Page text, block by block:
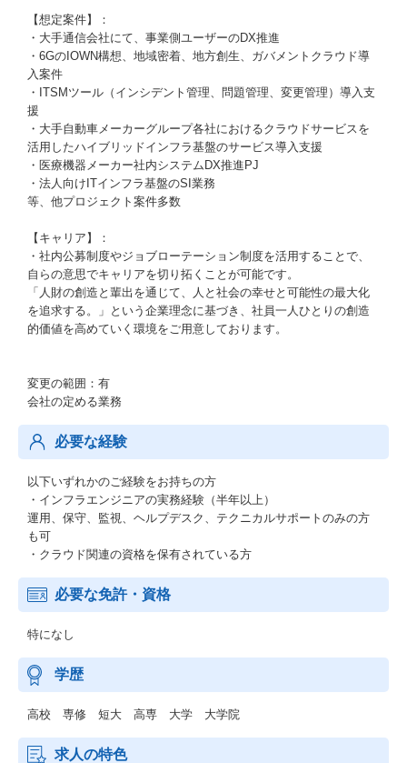
【想定案件】：
・大手通信会社にて、事業側ユーザーのDX推進
・6GのIOWN構想、地域密着、地方創生、ガバメントクラウド導
入案件
・ITSMツール（インシデント管理、問題管理、変更管理）導入支
援
・大手自動車メーカーグループ各社におけるクラウドサービスを
活用したハイブリッドインフラ基盤のサービス導入支援
・医療機器メーカー社内システムDX推進PJ
・法人向けITインフラ基盤のSI業務
等、他プロジェクト案件多数
【キャリア】：
・社内公募制度やジョブローテーション制度を活用することで、
自らの意思でキャリアを切り拓くことが可能です。
「人財の創造と輩出を通じて、人と社会の幸せと可能性の最大化
を追求する。」という企業理念に基づき、社員一人ひとりの創造
的価値を高めていく環境をご用意しております。
変更の範囲：有
会社の定める業務
必要な経験
以下いずれかのご経験をお持ちの方
・インフラエンジニアの実務経験（半年以上）
運用、保守、監視、ヘルプデスク、テクニカルサポートのみの方
も可
・クラウド関連の資格を保有されている方
必要な免許・資格
特になし
学歴
高校 専修 短大 高専 大学 大学院
求人の特色